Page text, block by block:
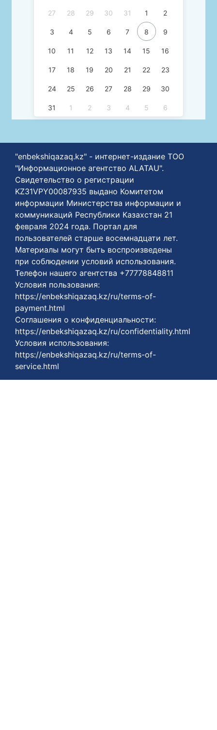
27 28 29 30 31 1 2
3 4 5 6 7 8 9
10 11 12 13 14 15 16
17 18 19 20 21 22 23
24 25 26 27 28 29 30
31 1 2 3 4 5 6
"enbekshiqazaq.kz" - интернет-издание ТОО
"Информационное агентство ALATAU".
Свидетельство о регистрации
KZ31VPY00087935 выдано Комитетом
информации Министерства информации и
коммуникаций Республики Казахстан 21
февраля 2024 года. Портал для
пользователей старше восемнадцати лет.
Материалы могут быть воспроизведены
при соблюдении условий использования.
Телефон нашего агентства +77778848811
Условия пользования:
https://enbekshiqazaq.kz/ru/terms-of-
payment.html
Соглашения о конфиденциальности:
https://enbekshiqazaq.kz/ru/confidentiality.html
Условия использования:
https://enbekshiqazaq.kz/ru/terms-of-
service.html